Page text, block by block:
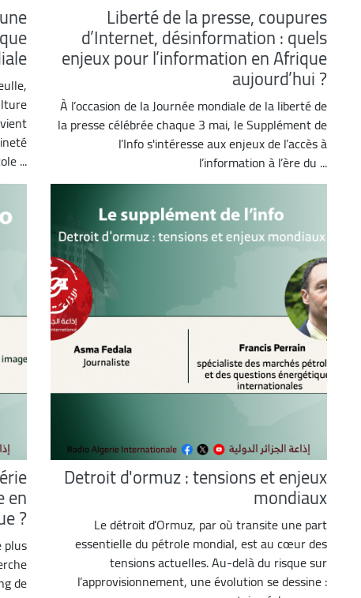
...
Liberté de la presse, coupures
d’Internet, désinformation : quels
enjeux pour l’information en Afrique
aujourd’hui ?
À l’occasion de la Journée mondiale de la liberté de
la presse célébrée chaque 3 mai, le Supplément de
l’Info s'intéresse aux enjeux de l’accès à
l’information à l’ère du ...
en
?
plus
de
Detroit d'ormuz : tensions et enjeux
mondiaux
Le détroit d’Ormuz, par où transite une part
essentielle du pétrole mondial, est au cœur des
tensions actuelles. Au-delà du risque sur
l’approvisionnement, une évolution se dessine :